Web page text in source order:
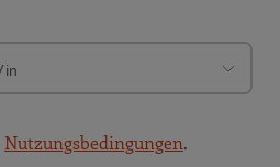
Nutzungsbedingungen.